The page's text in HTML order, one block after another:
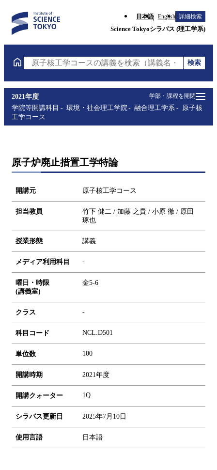
日本語 English 詳細検索
Science Tokyoシラバス (理工学系)
原子核工学コースの講義を検索（講義名・科目コード
検索
学部・課程を開閉
2021年度
学院等開講科目
環境・社会理工学院 融合理工学系
原子核
工学コース
原子炉廃止措置工学特論
開講元 原子核工学コース
担当教員
竹下 健二 / 加藤 之貴 / 小原 徹 / 原田
琢也
授業形態 講義
メディア利用科目 -
曜日・時限
(講義室)
金5-6
クラス -
科目コード NCL.D501
単位数 100
開講時期 2021年度
開講クォーター 1Q
シラバス更新日 2025年7月10日
使用言語 日本語